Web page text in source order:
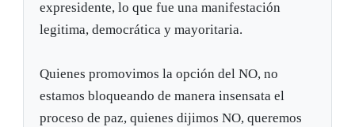
expresidente, lo que fue una manifestación
legitima, democrática y mayoritaria.
Quienes promovimos la opción del NO, no
estamos bloqueando de manera insensata el
proceso de paz, quienes dijimos NO, queremos